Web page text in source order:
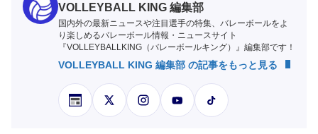
VOLLEYBALL KING 編集部
国内外の最新ニュースや注目選手の特集、バレーボールをよ
り楽しめるバレーボール情報・ニュースサイト
『VOLLEYBALLKING（バレーボールキング）』編集部です！
VOLLEYBALL KING 編集部 の記事をもっと見る